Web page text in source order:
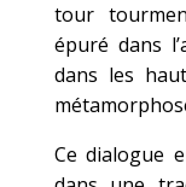
tour
épuré dans
dans les
Ce dialogue